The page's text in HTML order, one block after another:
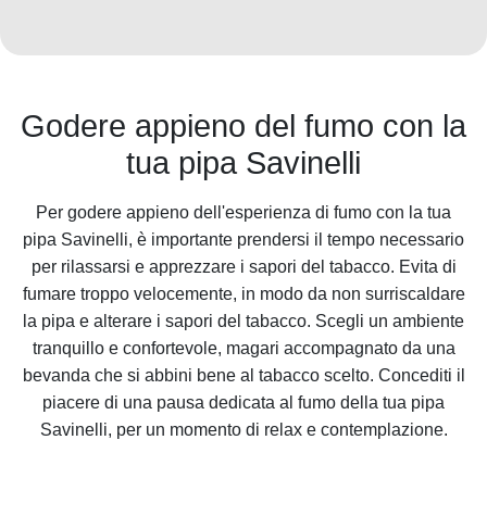
Godere appieno del fumo con la
tua pipa Savinelli
Per godere appieno dell'esperienza di fumo con la tua
pipa Savinelli, è importante prendersi il tempo necessario
per rilassarsi e apprezzare i sapori del tabacco. Evita di
fumare troppo velocemente, in modo da non surriscaldare
la pipa e alterare i sapori del tabacco. Scegli un ambiente
tranquillo e confortevole, magari accompagnato da una
bevanda che si abbini bene al tabacco scelto. Concediti il
piacere di una pausa dedicata al fumo della tua pipa
Savinelli, per un momento di relax e contemplazione.